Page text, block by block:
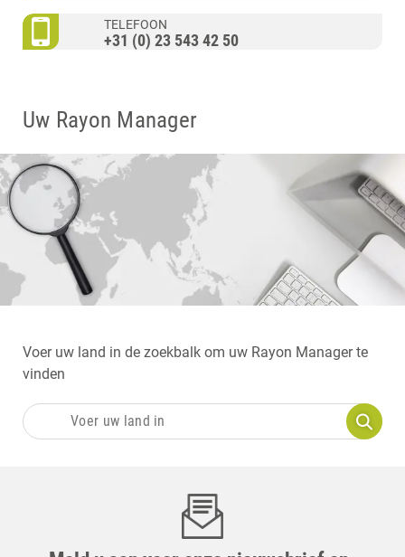
TELEFOON
+31 (0) 23 543 42 50
Uw Rayon Manager
Voer uw land in de zoekbalk om uw Rayon Manager te
vinden